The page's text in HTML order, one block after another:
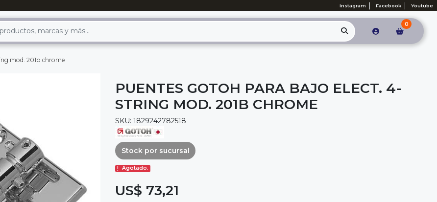
Instagram Facebook Youtube
0
mod. 201b chrome
PUENTES GOTOH PARA BAJO ELECT. 4-
STRING MOD. 201B CHROME
SKU: 1829242782518
Stock por sucursal
Agotado.
US$ 73,21